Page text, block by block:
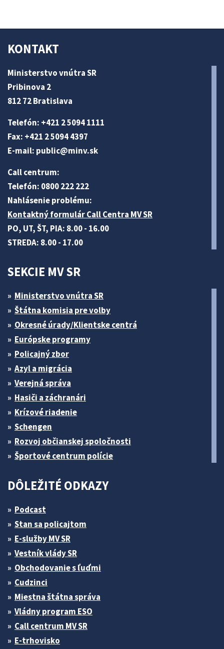
KONTAKT
Ministerstvo vnútra SR
Pribinova 2
812 72 Bratislava
Telefón: +421 2 5094 1111
Fax: +421 2 5094 4397
E-mail: public@minv.sk
Call centrum:
Telefón: 0800 222 222
Nahlásenie problému:
Kontaktný formulár Call Centra MV SR
PO, UT, ŠT, PIA: 8.00 - 16.00
STREDA: 8.00 - 17.00
SEKCIE MV SR
Ministerstvo vnútra SR
Štátna komisia pre volby
Okresné úrady/Klientske centrá
Európske programy
Policajný zbor
Azyl a migrácia
Verejná správa
Hasiči a záchranári
Krízové riadenie
Schengen
Rozvoj občianskej spoločnosti
Športové centrum polície
DÔLEŽITÉ ODKAZY
Podcast
Stan sa policajtom
E-služby MV SR
Vestník vlády SR
Obchodovanie s ľuďmi
Cudzinci
Miestna štátna správa
Vládny program ESO
Call centrum MV SR
E-trhovisko